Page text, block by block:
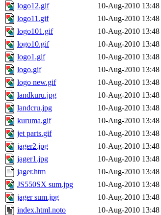
logo12.gif
10-Aug-2010 13:48
logo11.gif
10-Aug-2010 13:48
logo101.gif
10-Aug-2010 13:48
logo10.gif
10-Aug-2010 13:48
logo1.gif
10-Aug-2010 13:48
logo.gif
10-Aug-2010 13:48
logo new.gif
10-Aug-2010 13:48
landkuru.jpg
10-Aug-2010 13:48
landcru.jpg
10-Aug-2010 13:48
kuruma.gif
10-Aug-2010 13:48
jet parts.gif
10-Aug-2010 13:48
jager2.jpg
10-Aug-2010 13:48
jager1.jpg
10-Aug-2010 13:48
jager.htm
10-Aug-2010 13:48
JS550SX sum.jpg
10-Aug-2010 13:48
jager sum.jpg
10-Aug-2010 13:48
index.html.noto
10-Aug-2010 13:48